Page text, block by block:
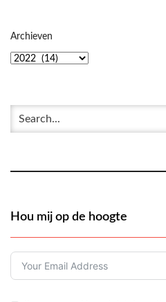
Archieven
Hou mij op de hoogte